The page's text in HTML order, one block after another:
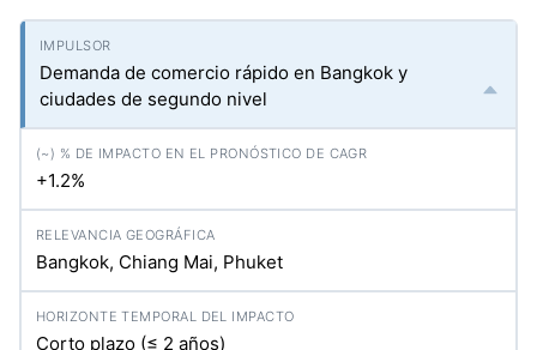
Demanda de comercio rápido en Bangkok y
ciudades de segundo nivel
+1.2%
Bangkok, Chiang Mai, Phuket
Corto plazo (≤ 2 años)